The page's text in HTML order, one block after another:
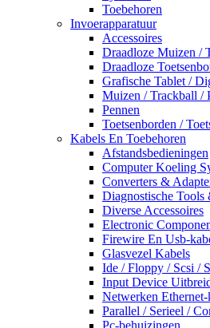
Toebehoren
Invoerapparatuur
Accessoires
Draadloze Muizen /
Draadloze
Grafische Tablet /
Muizen / Trackball /
Pennen
Toetsenborden /
Kabels En Toebehoren
Afstandsbedieningen
Computer Koeling
Converters &
Diagnostische Tools
Diverse Accessoires
Electronic
Firewire En Usb-
Glasvezel Kabels
Ide / Floppy / Scsi /
Input Device
Netwerken Ethernet-
Parallel / Serieel /
Pc-behuizingen